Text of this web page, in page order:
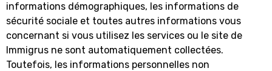
informations démographiques, les informations de
sécurité sociale et toutes autres informations vous
concernant si vous utilisez les services ou le site de
Immigrus ne sont automatiquement collectées.
Toutefois, les informations personnelles non